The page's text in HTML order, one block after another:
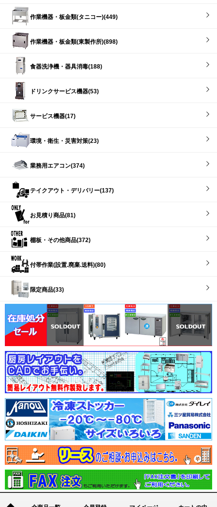
作業機器・板金類(タニコー)(449)
作業機器・板金類(東製作所)(898)
食器洗浄機・器具消毒(188)
ドリンクサービス機器(53)
サービス機器(17)
環境・衛生・災害対策(23)
業務用エアコン(374)
テイクアウト・デリバリー(137)
お見積り商品(81)
棚板・その他商品(372)
付帯作業(設置.廃棄.送料)(80)
限定商品(33)